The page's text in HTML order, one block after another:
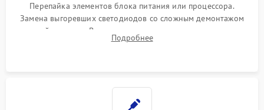
Перепайка элементов блока питания или процессора.
Замена выгоревших светодиодов со сложным демонтажом
хрупкой матрицы. Восстановление поврежденных дорожек,
прошивка микросхем памяти EEPROM
Подробнее